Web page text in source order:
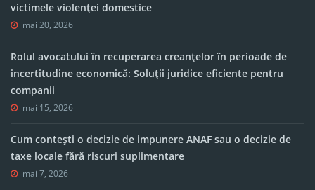
victimele violenței domestice
mai 20, 2026
Rolul avocatului în recuperarea creanțelor în perioade de
incertitudine economică: Soluții juridice eficiente pentru
companii
mai 15, 2026
Cum contești o decizie de impunere ANAF sau o decizie de
taxe locale fără riscuri suplimentare
mai 7, 2026